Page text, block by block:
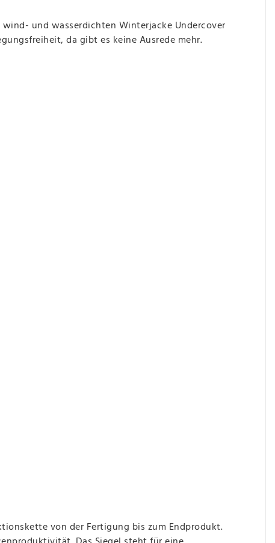
und wasserdichten Winterjacke Undercover
da gibt es keine Ausrede mehr.
von der Fertigung bis zum Endprodukt.